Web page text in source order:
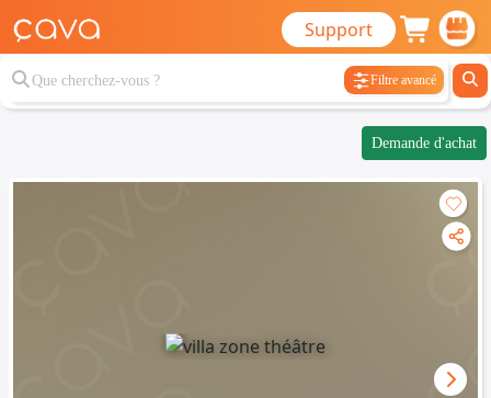
Support
Filtre avancé
Demande d'achat